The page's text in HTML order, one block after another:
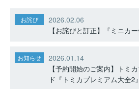
お詫び
2026.02.06
【お詫びと訂正】『ミニカ
お知らせ
2026.01.14
【予約開始のご案内】トミ
ド『トミカプレミアム大全2